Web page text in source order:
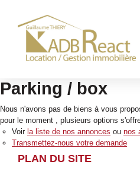
Parking / box
Nous n'avons pas de biens à vous
pour le moment , plusieurs options
Voir la liste de nos annonces ou nos
Transmettez-nous votre demande
PLAN DU SITE